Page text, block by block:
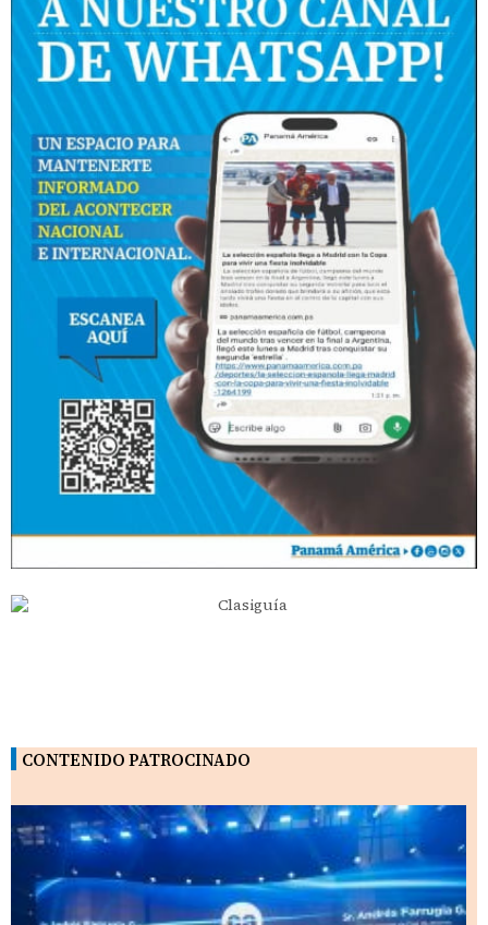
CONTENIDO PATROCINADO